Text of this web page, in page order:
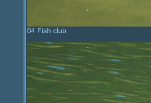
04 Fish club